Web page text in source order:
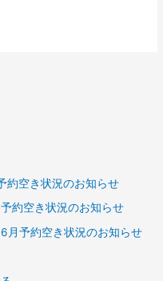
約空き状況のお知らせ
約空き状況のお知らせ
月予約空き状況のお知らせ